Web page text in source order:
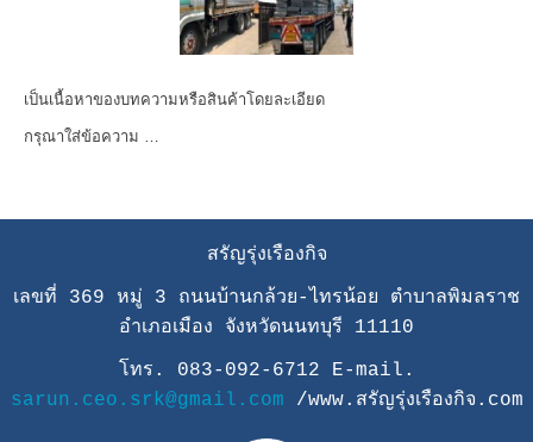
เป็นเนื้อหาของบทความหรือสินค้าโดยละเอียด
กรุณาใส่ข้อความ …
สรัญรุ่งเรืองกิจ
เลขที่ 369 หมู่ 3 ถนนบ้านกล้วย-ไทรน้อย ตำบาลพิมลราช
อำเภอเมือง จังหวัดนนทบุรี 11110
โทร. 083-092-6712 E-mail.
sarun.ceo.srk@gmail.com
/www.สรัญรุ่งเรืองกิจ.com